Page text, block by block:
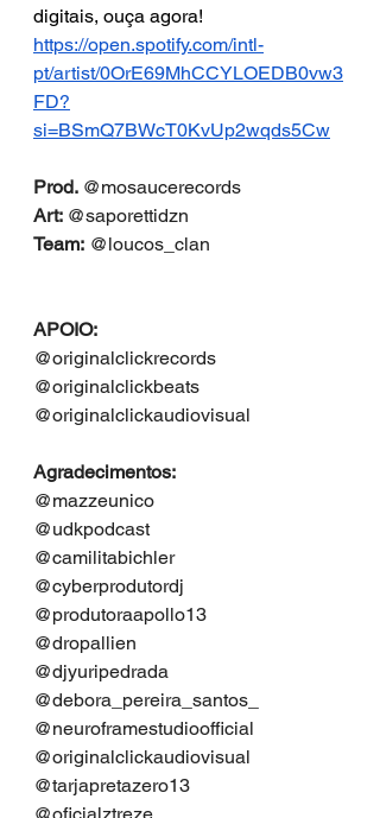
digitais, ouça agora!
https://open.spotify.com/intl-
pt/artist/0OrE69MhCCYLOEDB0vw3
FD?
si=BSmQ7BWcT0KvUp2wqds5Cw
Prod. @mosaucerecords
Art: @saporettidzn
Team: @loucos_clan
APOIO:
@originalclickrecords
@originalclickbeats
@originalclickaudiovisual
Agradecimentos:
@mazzeunico
@udkpodcast
@camilitabichler
@cyberprodutordj
@produtoraapollo13
@dropallien
@djyuripedrada
@debora_pereira_santos_
@neuroframestudioofficial
@originalclickaudiovisual
@tarjapretazero13
@oficialztreze